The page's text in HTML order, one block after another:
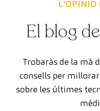
L'OPINIÓ
El blog
Trobaràs de la mà
consells per
sobre les últimes